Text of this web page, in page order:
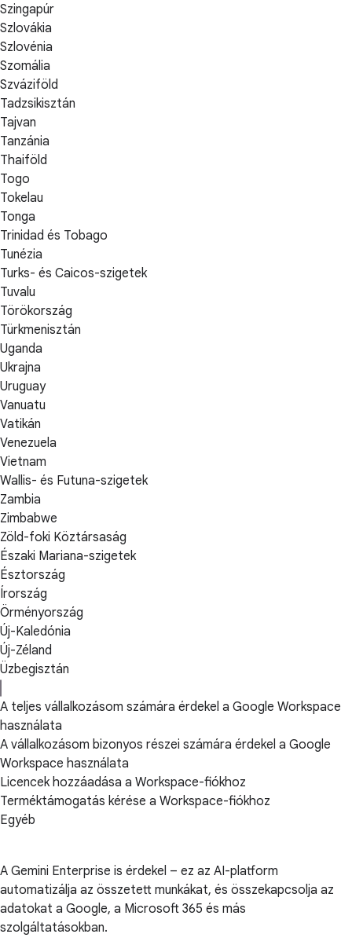
Szingapúr
Szlovákia
Szlovénia
Szomália
Szváziföld
Tadzsikisztán
Tajvan
Tanzánia
Thaiföld
Togo
Tokelau
Tonga
Trinidad és Tobago
Tunézia
Turks- és Caicos-szigetek
Tuvalu
Törökország
Türkmenisztán
Uganda
Ukrajna
Uruguay
Vanuatu
Vatikán
Venezuela
Vietnam
Wallis- és Futuna-szigetek
Zambia
Zimbabwe
Zöld-foki Köztársaság
Északi Mariana-szigetek
Észtország
Írország
Örményország
Új-Kaledónia
Új-Zéland
Üzbegisztán
A teljes vállalkozásom számára érdekel a Google Workspace
használata
A vállalkozásom bizonyos részei számára érdekel a Google
Workspace használata
Licencek hozzáadása a Workspace-fiókhoz
Terméktámogatás kérése a Workspace-fiókhoz
Egyéb
A Gemini Enterprise is érdekel – ez az AI-platform
automatizálja az összetett munkákat, és összekapcsolja az
adatokat a Google, a Microsoft 365 és más
szolgáltatásokban.